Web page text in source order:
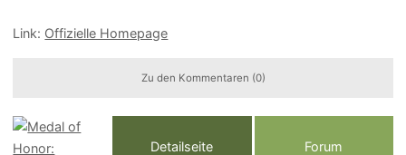
Link: Offizielle Homepage
Zu den Kommentaren (0)
Detailseite Forum